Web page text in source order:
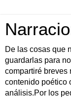
De las cosas que
guardarlas para
compartiré breves
contenido poético
análisis.Por los